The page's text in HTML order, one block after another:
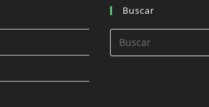
Buscar